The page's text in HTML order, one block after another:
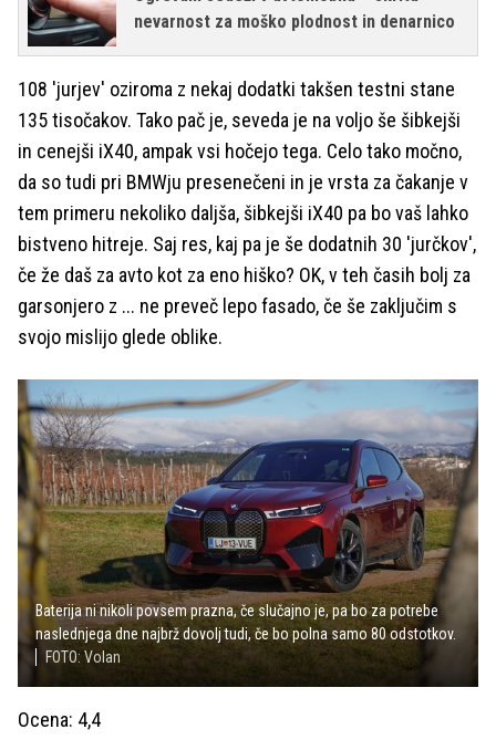
nevarnost za moško plodnost in denarnico
108 'jurjev' oziroma z nekaj dodatki takšen testni stane
135 tisočakov. Tako pač je, seveda je na voljo še šibkejši
in cenejši iX40, ampak vsi hočejo tega. Celo tako močno,
da so tudi pri BMWju presenečeni in je vrsta za čakanje v
tem primeru nekoliko daljša, šibkejši iX40 pa bo vaš lahko
bistveno hitreje. Saj res, kaj pa je še dodatnih 30 'jurčkov',
če že daš za avto kot za eno hiško? OK, v teh časih bolj za
garsonjero z ... ne preveč lepo fasado, če še zaključim s
svojo mislijo glede oblike.
Baterija ni nikoli povsem prazna, če slučajno je, pa bo za potrebe
naslednjega dne najbrž dovolj tudi, če bo polna samo 80 odstotkov.
FOTO: Volan
Ocena: 4,4